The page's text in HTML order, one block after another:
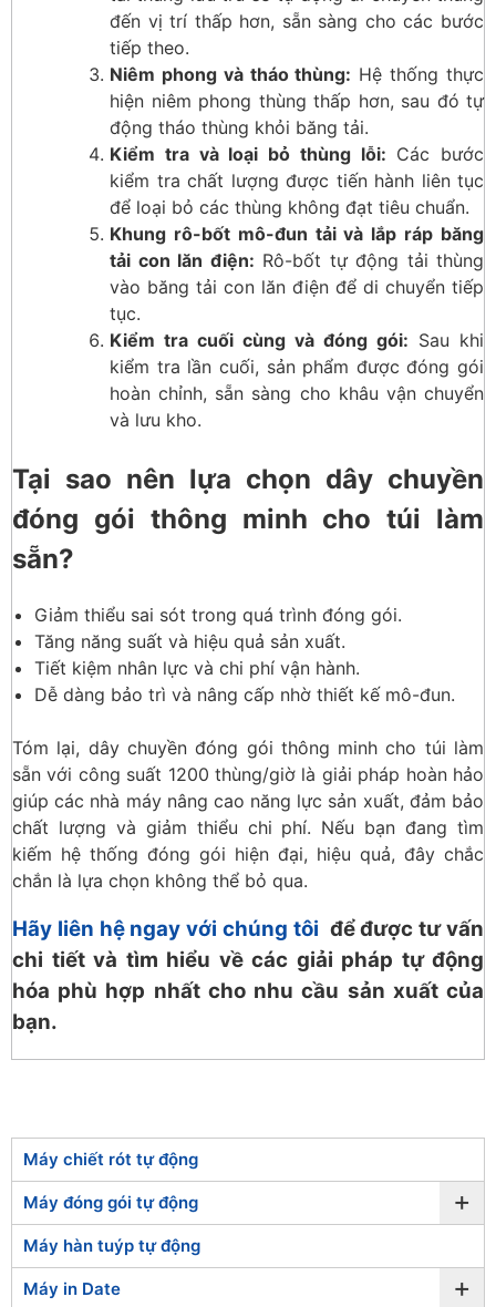
đến vị trí thấp hơn, sẵn sàng cho các bước
tiếp theo.
Niêm phong và tháo thùng: Hệ thống thực
hiện niêm phong thùng thấp hơn, sau đó tự
động tháo thùng khỏi băng tải.
Kiểm tra và loại bỏ thùng lỗi: Các bước
kiểm tra chất lượng được tiến hành liên tục
để loại bỏ các thùng không đạt tiêu chuẩn.
Khung rô-bốt mô-đun tải và lắp ráp băng
tải con lăn điện: Rô-bốt tự động tải thùng
vào băng tải con lăn điện để di chuyển tiếp
tục.
Kiểm tra cuối cùng và đóng gói: Sau khi
kiểm tra lần cuối, sản phẩm được đóng gói
hoàn chỉnh, sẵn sàng cho khâu vận chuyển
và lưu kho.
Tại sao nên lựa chọn dây chuyền
đóng gói thông minh cho túi làm
sẵn?
Giảm thiểu sai sót trong quá trình đóng gói.
Tăng năng suất và hiệu quả sản xuất.
Tiết kiệm nhân lực và chi phí vận hành.
Dễ dàng bảo trì và nâng cấp nhờ thiết kế mô-đun.
Tóm lại, dây chuyền đóng gói thông minh cho túi làm
sẵn với công suất 1200 thùng/giờ là giải pháp hoàn hảo
giúp các nhà máy nâng cao năng lực sản xuất, đảm bảo
chất lượng và giảm thiểu chi phí. Nếu bạn đang tìm
kiếm hệ thống đóng gói hiện đại, hiệu quả, đây chắc
chắn là lựa chọn không thể bỏ qua.
Hãy liên hệ ngay với chúng tôi để được tư vấn
chi tiết và tìm hiểu về các giải pháp tự động
hóa phù hợp nhất cho nhu cầu sản xuất của
bạn.
Máy chiết rót tự động
Máy đóng gói tự động +
Máy hàn tuýp tự động
Máy in Date +